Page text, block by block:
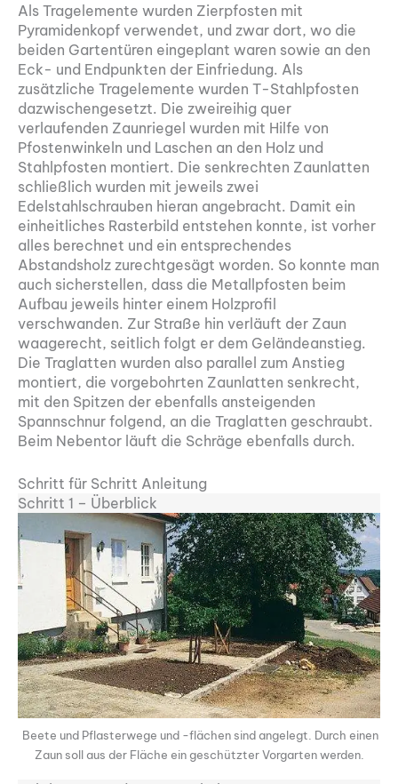
Als Tragelemente wurden Zierpfosten mit
Pyramidenkopf verwendet, und zwar dort, wo die
beiden Gartentüren eingeplant waren sowie an den
Eck- und Endpunkten der Einfriedung. Als
zusätzliche Tragelemente wurden T-Stahlpfosten
dazwischengesetzt. Die zweireihig quer
verlaufenden Zaunriegel wurden mit Hilfe von
Pfostenwinkeln und Laschen an den Holz und
Stahlpfosten montiert. Die senkrechten Zaunlatten
schließlich wurden mit jeweils zwei
Edelstahlschrauben hieran angebracht. Damit ein
einheitliches Rasterbild entstehen konnte, ist vorher
alles berechnet und ein entsprechendes
Abstandsholz zurechtgesägt worden. So konnte man
auch sicherstellen, dass die Metallpfosten beim
Aufbau jeweils hinter einem Holzprofil
verschwanden. Zur Straße hin verläuft der Zaun
waagerecht, seitlich folgt er dem Geländeanstieg.
Die Traglatten wurden also parallel zum Anstieg
montiert, die vorgebohrten Zaunlatten senkrecht,
mit den Spitzen der ebenfalls ansteigenden
Spannschnur folgend, an die Traglatten geschraubt.
Beim Nebentor läuft die Schräge ebenfalls durch.
Schritt für Schritt Anleitung
Schritt 1 – Überblick
Beete und Pflasterwege und -flächen sind angelegt. Durch einen
Zaun soll aus der Fläche ein geschützter Vorgarten werden.